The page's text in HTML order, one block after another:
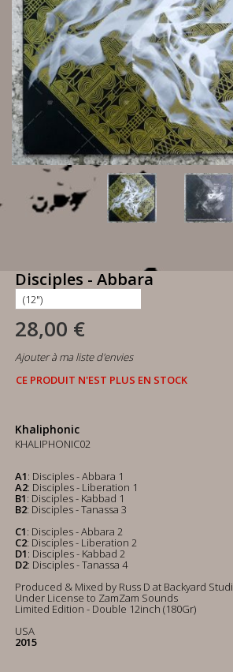
Disciples - Abbara
28,00 €
Ajouter à ma liste d'envies
CE PRODUIT N'EST PLUS EN STOCK
Khaliphonic
KHALIPHONIC02
A1: Disciples - Abbara 1
A2: Disciples - Liberation 1
B1: Disciples - Kabbad 1
B2: Disciples - Tanassa 3
C1: Disciples - Abbara 2
C2: Disciples - Liberation 2
D1: Disciples - Kabbad 2
D2: Disciples - Tanassa 4
Produced & Mixed by Russ D at Backyard
Under License to ZamZam Sounds
Limited Edition - Double 12inch (180Gr)
USA
2015